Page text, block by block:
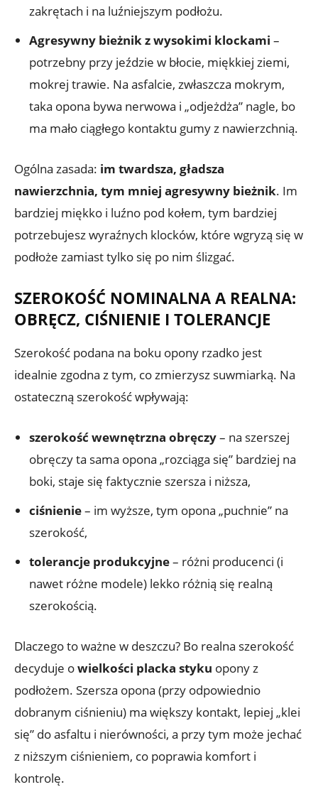
zakrętach i na luźniejszym podłożu.
Agresywny bieżnik z wysokimi klockami –
potrzebny przy jeździe w błocie, miękkiej ziemi,
mokrej trawie. Na asfalcie, zwłaszcza mokrym,
taka opona bywa nerwowa i „odjeżdża” nagle, bo
ma mało ciągłego kontaktu gumy z nawierzchnią.
Ogólna zasada: im twardsza, gładsza
nawierzchnia, tym mniej agresywny bieżnik. Im
bardziej miękko i luźno pod kołem, tym bardziej
potrzebujesz wyraźnych klocków, które wgryzą się w
podłoże zamiast tylko się po nim ślizgać.
SZEROKOŚĆ NOMINALNA A REALNA:
OBRĘCZ, CIŚNIENIE I TOLERANCJE
Szerokość podana na boku opony rzadko jest
idealnie zgodna z tym, co zmierzysz suwmiarką. Na
ostateczną szerokość wpływają:
szerokość wewnętrzna obręczy– na szerszej
obręczy ta sama opona „rozciąga się” bardziej na
boki, staje się faktycznie szersza i niższa,
ciśnienie– im wyższe, tym opona „puchnie” na
szerokość,
tolerancje produkcyjne– różni producenci (i
nawet różne modele) lekko różnią się realną
szerokością.
Dlaczego to ważne w deszczu? Bo realna szerokość
decyduje owielkości placka styku opony z
podłożem. Szersza opona (przy odpowiednio
dobranym ciśnieniu) ma większy kontakt, lepiej „klei
się” do asfaltu i nierówności, a przy tym może jechać
z niższym ciśnieniem, co poprawia komfort i
kontrolę.